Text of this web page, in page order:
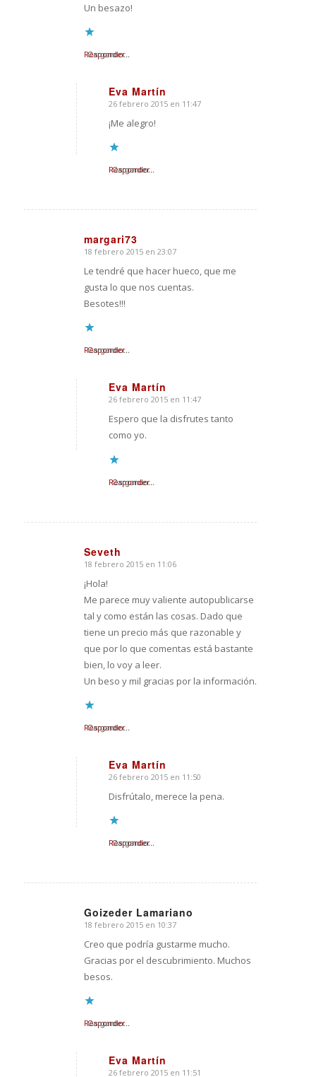
Un besazo!
Cargando...
Responder
Eva Martín
Dice:
26 febrero 2015 en 11:47
¡Me alegro!
Cargando...
Responder
margari73
Dice:
18 febrero 2015 en 23:07
Le tendré que hacer hueco, que me
gusta lo que nos cuentas.
Besotes!!!
Cargando...
Responder
Eva Martín
Dice:
26 febrero 2015 en 11:47
Espero que la disfrutes tanto
como yo.
Cargando...
Responder
Seveth
Dice:
18 febrero 2015 en 11:06
¡Hola!
Me parece muy valiente autopublicarse
tal y como están las cosas. Dado que
tiene un precio más que razonable y
que por lo que comentas está bastante
bien, lo voy a leer.
Un beso y mil gracias por la información.
Cargando...
Responder
Eva Martín
Dice:
26 febrero 2015 en 11:50
Disfrútalo, merece la pena.
Cargando...
Responder
Goizeder Lamariano
Dice:
18 febrero 2015 en 10:37
Creo que podría gustarme mucho.
Gracias por el descubrimiento. Muchos
besos.
Cargando...
Responder
Eva Martín
26 febrero 2015 en 11:51